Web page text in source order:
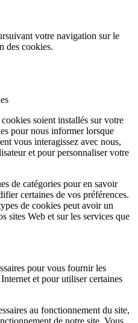
votre navigation sur le
des cookies.
soient installés sur votre
pour nous informer lorsque
vous interagissez avec nous,
et pour personnaliser votre
de catégories pour en savoir
certaines de vos préférences.
de cookies peut avoir un
sites Web et sur les services que
pour vous fournir les
et pour utiliser certaines
au fonctionnement du site,